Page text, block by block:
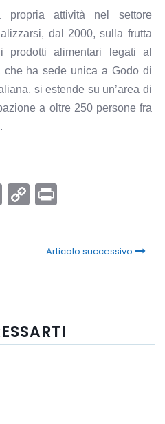
propria attività nel settore
dal 2000, sulla frutta
alimentari legati al
che ha sede unica a Godo di
si estende su un’area di
a oltre 250 persone fra
Email
Copy
Link
Articolo successivo